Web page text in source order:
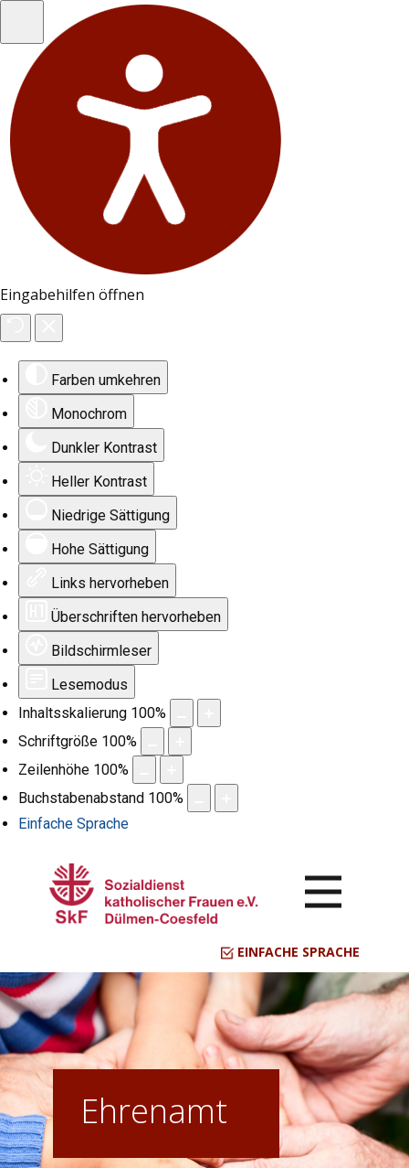
Eingabehilfen öffnen
Farben umkehren
Monochrom
Dunkler Kontrast
Heller Kontrast
Niedrige Sättigung
Hohe Sättigung
Links hervorheben
Überschriften hervorheben
Bildschirmleser
Lesemodus
Inhaltsskalierung 100%
Schriftgröße 100%
Zeilenhöhe 100%
Buchstabenabstand 100%
Einfache Sprache
EINFACHE SPRACHE
Ehrenamt